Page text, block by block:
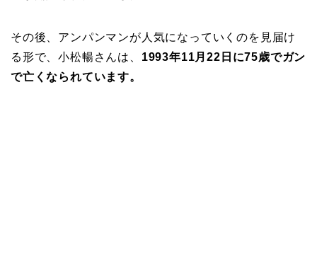
その後、アンパンマンが人気になっていくのを見届け
る形で、小松暢さんは、 1993年11月22日に75歳でガン
で亡くなられています。